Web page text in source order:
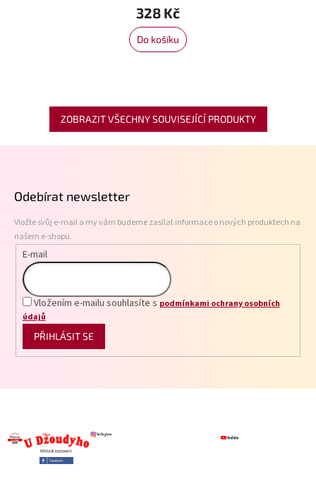
328 Kč
Do košíku
ZOBRAZIT VŠECHNY SOUVISEJÍCÍ PRODUKTY
Odebírat newsletter
Vložte svůj e-mail a my vám budeme zasílat informace o nových produktech na
našem e-shopu.
E-mail
Vložením e-mailu souhlasíte s podmínkami ochrany osobních
údajů
PŘIHLÁSIT SE